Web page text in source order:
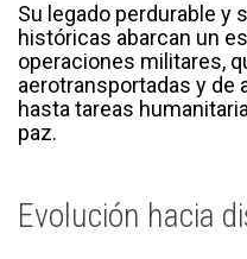
Su legado perdurable y
históricas abarcan un
operaciones militares,
aerotransportadas y de
hasta tareas
paz.
Evolución hacia